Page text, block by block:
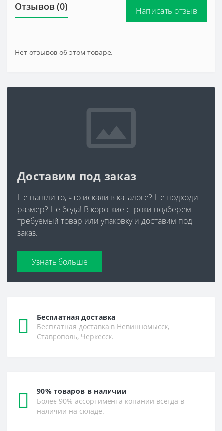
Отзывов (0) Написать отзыв
Нет отзывов об этом товаре.
Доставим под заказ
Не нашли то, что искали в каталоге? Не подходит
размер? Не беда! В короткие строки подберём
требуемый товар или упаковку и доставим под
заказ.
Узнать больше
Бесплатная доставка
Бесплатная доставка в Невинномысск,
Ставрополь, Черкесск.
90% товаров в наличии
Более 90% ассортимента копании всегда в
наличии на складе.